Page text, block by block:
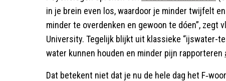
in je brein even los, waardoor je minder twijfelt
minder te overdenken en gewoon te dóen”, zegt
University. Tegelijk blijkt uit klassieke “ijswater-
water kunnen houden en minder pijn rapporteren
Dat betekent niet dat je nu de hele dag het